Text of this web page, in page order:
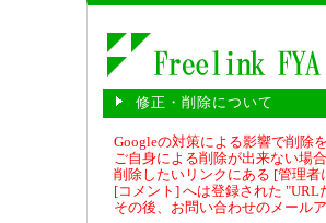
修正・削除について
Googleの対策による影響で削除
ご自身による削除が出来ない場
削除したいリンクにある [管理
[コメント] へは登録された "URL
その後、お問い合わせのメール